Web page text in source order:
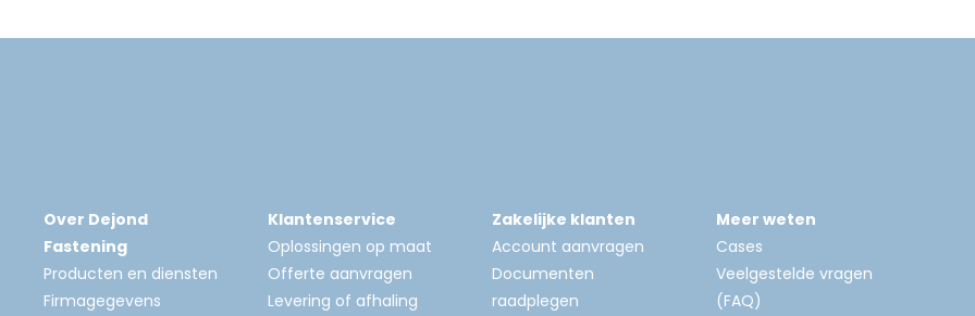
Over Dejond
Fastening
Producten en diensten
Firmagegevens
Klantenservice
Oplossingen op maat
Offerte aanvragen
Levering of afhaling
Zakelijke klanten
Account aanvragen
Documenten
raadplegen
Meer weten
Cases
Veelgestelde vragen
(FAQ)